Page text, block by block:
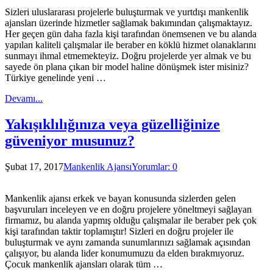
Sizleri uluslararası projelerle buluşturmak ve yurtdışı mankenlik
ajansları üzerinde hizmetler sağlamak bakımından çalışmaktayız.
Her geçen gün daha fazla kişi tarafından önemsenen ve bu alanda
yapılan kaliteli çalışmalar ile beraber en köklü hizmet olanaklarını
sunmayı ihmal etmemekteyiz. Doğru projelerde yer almak ve bu
sayede ön plana çıkan bir model haline dönüşmek ister misiniz?
Türkiye genelinde yeni …
Devamı...
Yakışıklılığınıza veya güzelliğinize
güveniyor musunuz?
Şubat 17, 2017Mankenlik AjansıYorumlar: 0
Mankenlik ajansı erkek ve bayan konusunda sizlerden gelen
başvuruları inceleyen ve en doğru projelere yöneltmeyi sağlayan
firmamız, bu alanda yapmış olduğu çalışmalar ile beraber pek çok
kişi tarafından taktir toplamıştır! Sizleri en doğru projeler ile
buluşturmak ve aynı zamanda sunumlarınızı sağlamak açısından
çalışıyor, bu alanda lider konumumuzu da elden bırakmıyoruz.
Çocuk mankenlik ajansları olarak tüm …